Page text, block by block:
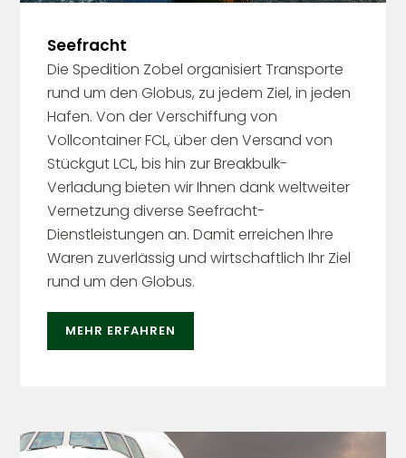
Seefracht
Die Spedition Zobel organisiert Transporte
rund um den Globus, zu jedem Ziel, in jeden
Hafen. Von der Verschiffung von
Vollcontainer FCL, über den Versand von
Stückgut LCL, bis hin zur Breakbulk-
Verladung bieten wir Ihnen dank weltweiter
Vernetzung diverse Seefracht-
Dienstleistungen an. Damit erreichen Ihre
Waren zuverlässig und wirtschaftlich Ihr Ziel
rund um den Globus.
MEHR ERFAHREN